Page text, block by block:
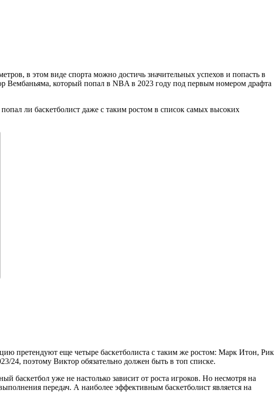
в этом виде спорта можно достичь значительных успехов и попасть в
Вембаньяма, который попал в NBA в 2023 году под первым номером драфта
ли баскетболист даже с таким ростом в список самых высоких
претендуют еще четыре баскетболиста с таким же ростом: Марк Итон, Рик
поэтому Виктор обязательно должен быть в топ списке.
баскетбол уже не настолько зависит от роста игроков. Но несмотря на
передач. А наиболее эффективным баскетболист является на